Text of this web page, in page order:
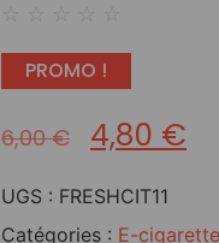
☆ ☆ ☆ ☆ ☆
PROMO !
6,00€ 4,80 €
UGS : FRESHCIT11
Catégories : E-cigarette